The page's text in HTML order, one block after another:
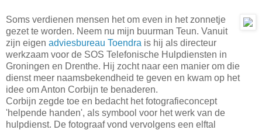
Soms verdienen mensen het om even in het zonnetje
gezet te worden. Neem nu mijn buurman Teun. Vanuit
zijn eigen adviesbureau Toendra is hij als directeur
werkzaam voor de SOS Telefonische Hulpdiensten in
Groningen en Drenthe. Hij zocht naar een manier om die
dienst meer naamsbekendheid te geven en kwam op het
idee om Anton Corbijn te benaderen.
Corbijn zegde toe en bedacht het fotografieconcept
'helpende handen', als symbool voor het werk van de
hulpdienst. De fotograaf vond vervolgens een elftal